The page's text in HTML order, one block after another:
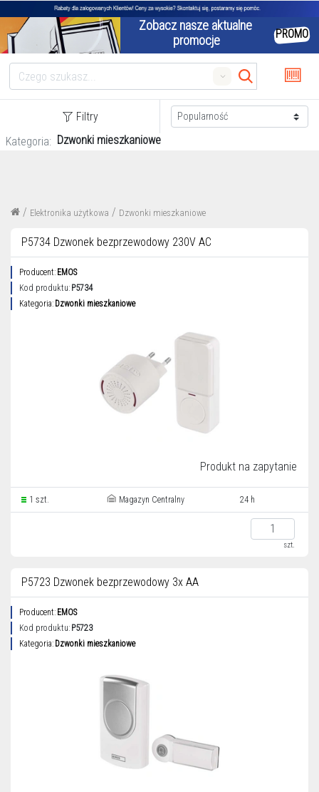
Zobacz nasze aktualne
promocje
PROMO
Filtry
Kategoria: Dzwonki mieszkaniowe
Dzwonki mieszkaniowe
/
Elektronika użytkowa
/
P5734 Dzwonek bezprzewodowy 230V AC
Producent: EMOS
Kod produktu: P5734
Kategoria: Dzwonki mieszkaniowe
Produkt na zapytanie
1 szt. Magazyn Centralny 24 h
szt.
P5723 Dzwonek bezprzewodowy 3x AA
Producent: EMOS
Kod produktu: P5723
Kategoria: Dzwonki mieszkaniowe